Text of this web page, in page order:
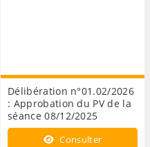
Délibération n°01.02/2026
: Approbation du PV de la
séance 08/12/2025
Consulter